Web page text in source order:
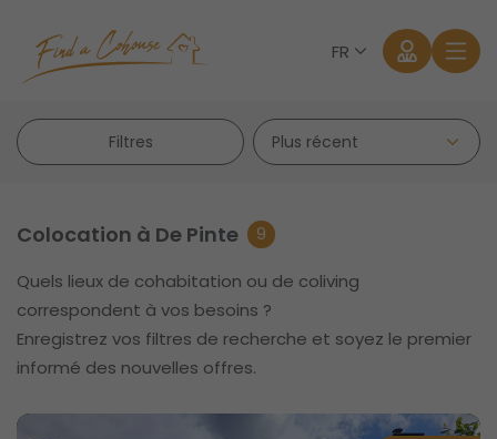
FR
Se connecter
Mot de passe oublié?
Filtres
Colocation à De Pinte 9
Quels lieux de cohabitation ou de coliving
correspondent à vos besoins ?
Enregistrez vos filtres de recherche et soyez le premier
informé des nouvelles offres.